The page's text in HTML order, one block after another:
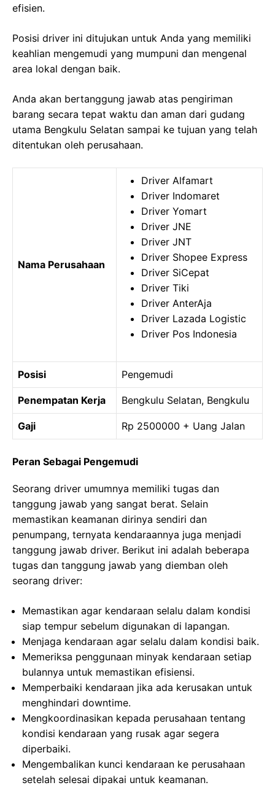
efisien.
Posisi driver ini ditujukan untuk Anda yang memiliki
keahlian mengemudi yang mumpuni dan mengenal
area lokal dengan baik.
Anda akan bertanggung jawab atas pengiriman
barang secara tepat waktu dan aman dari gudang
utama Bengkulu Selatan sampai ke tujuan yang telah
ditentukan oleh perusahaan.
Nama Perusahaan
Driver Alfamart
Driver Indomaret
Driver Yomart
Driver JNE
Driver JNT
Driver Shopee Express
Driver SiCepat
Driver Tiki
Driver AnterAja
Driver Lazada Logistic
Driver Pos Indonesia
Posisi Pengemudi
Penempatan Kerja Bengkulu Selatan, Bengkulu
Gaji Rp 2500000 + Uang Jalan
Peran Sebagai Pengemudi
Seorang driver umumnya memiliki tugas dan
tanggung jawab yang sangat berat. Selain
memastikan keamanan dirinya sendiri dan
penumpang, ternyata kendaraannya juga menjadi
tanggung jawab driver. Berikut ini adalah beberapa
tugas dan tanggung jawab yang diemban oleh
seorang driver:
Memastikan agar kendaraan selalu dalam kondisi
siap tempur sebelum digunakan di lapangan.
Menjaga kendaraan agar selalu dalam kondisi baik.
Memeriksa penggunaan minyak kendaraan setiap
bulannya untuk memastikan efisiensi.
Memperbaiki kendaraan jika ada kerusakan untuk
menghindari downtime.
Mengkoordinasikan kepada perusahaan tentang
kondisi kendaraan yang rusak agar segera
diperbaiki.
Mengembalikan kunci kendaraan ke perusahaan
setelah selesai dipakai untuk keamanan.